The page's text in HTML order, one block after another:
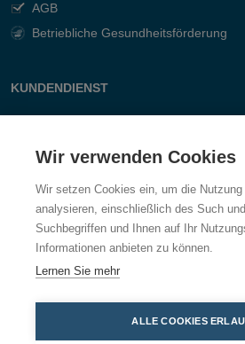
AGB
Betriebliche Gesundheitsförderung
KUNDENDIENST
Fragen & Antworten
Wir verwenden Cookies
Wir setzen Cookies ein, um die
analysieren, einschließlich des Such
Suchbegriffen und Ihnen auf Ihr
Informationen anbieten zu können.
Lernen Sie mehr
ALLE COOKIES